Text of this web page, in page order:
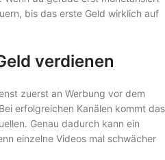
bis das erste Geld wirklich auf
verdienen
zuerst an Werbung vor dem
erfolgreichen Kanälen kommt das
Genau dadurch kann ein
einzelne Videos mal schwächer